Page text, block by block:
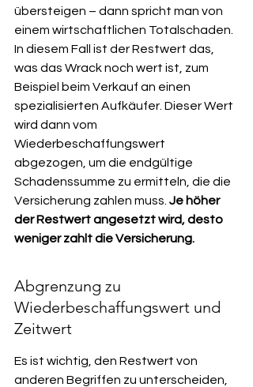
übersteigen – dann spricht man von
einem wirtschaftlichen Totalschaden.
In diesem Fall ist der Restwert das,
was das Wrack noch wert ist, zum
Beispiel beim Verkauf an einen
spezialisierten Aufkäufer. Dieser Wert
wird dann vom
Wiederbeschaffungswert
abgezogen, um die endgültige
Schadenssumme zu ermitteln, die die
Versicherung zahlen muss. Je höher
der Restwert angesetzt wird, desto
weniger zahlt die Versicherung.
Abgrenzung zu
Wiederbeschaffungswert und
Zeitwert
Es ist wichtig, den Restwert von
anderen Begriffen zu unterscheiden,